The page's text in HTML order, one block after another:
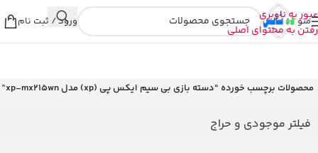
عبور به ناوبری
رفتن به محتوای اصلی
منو ورود / ثبت نام
محصولات برچسب خورده “دسته بازی بی سیم ایکس پی (xp) مدل xp-mx215wn”
فیلتر موجودی و حراج